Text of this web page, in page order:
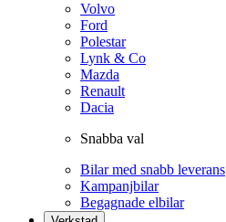
Volvo
Ford
Polestar
Lynk & Co
Mazda
Renault
Dacia
Snabba val
Bilar med snabb leverans
Kampanjbilar
Begagnade elbilar